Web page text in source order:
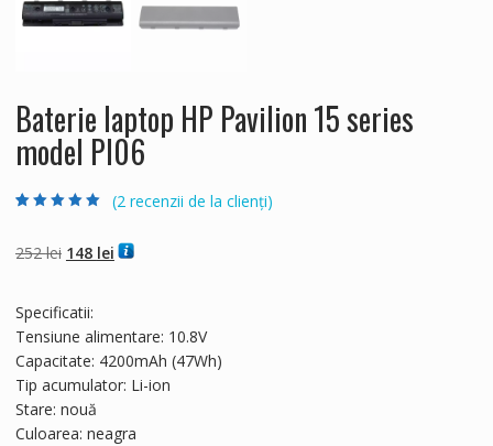
Baterie laptop HP Pavilion 15 series
model PI06
evaluări de la
clienți
(2 recenzii de la clienți)
252lei Prețul
fost:
252 lei.
148 leiPrețul
Specificatii:
Tensiune alimentare: 10.8V
Capacitate: 4200mAh (47Wh)
Tip acumulator: Li-ion
Stare: nouă
Culoarea: neagra